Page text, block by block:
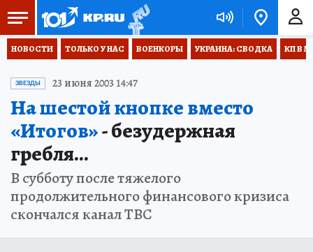
НОВОСТИ ТОЛЬКО У НАС ВОЕНКОРЫ УКРАИНА: СВОДКА КП В
ЗВЕЗДЫ 23 июня 2003 14:47
На шестой кнопке вместо
«Итогов»- безудержная
гребля...
В субботу после тяжелого
продолжительного финансового кризиса
скончался канал ТВС